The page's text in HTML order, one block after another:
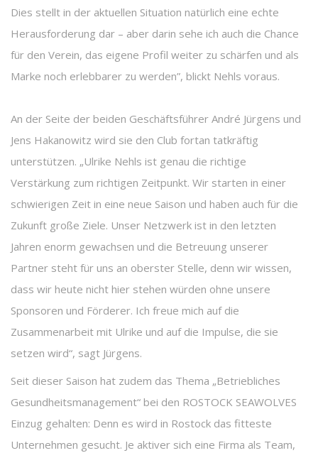
Dies stellt in der aktuellen Situation natürlich eine echte
Herausforderung dar – aber darin sehe ich auch die Chance
für den Verein, das eigene Profil weiter zu schärfen und als
Marke noch erlebbarer zu werden”, blickt Nehls voraus.
An der Seite der beiden Geschäftsführer André Jürgens und
Jens Hakanowitz wird sie den Club fortan tatkräftig
unterstützen. „Ulrike Nehls ist genau die richtige
Verstärkung zum richtigen Zeitpunkt. Wir starten in einer
schwierigen Zeit in eine neue Saison und haben auch für die
Zukunft große Ziele. Unser Netzwerk ist in den letzten
Jahren enorm gewachsen und die Betreuung unserer
Partner steht für uns an oberster Stelle, denn wir wissen,
dass wir heute nicht hier stehen würden ohne unsere
Sponsoren und Förderer. Ich freue mich auf die
Zusammenarbeit mit Ulrike und auf die Impulse, die sie
setzen wird“, sagt Jürgens.
Seit dieser Saison hat zudem das Thema „Betriebliches
Gesundheitsmanagement“ bei den ROSTOCK SEAWOLVES
Einzug gehalten: Denn es wird in Rostock das fitteste
Unternehmen gesucht. Je aktiver sich eine Firma als Team,